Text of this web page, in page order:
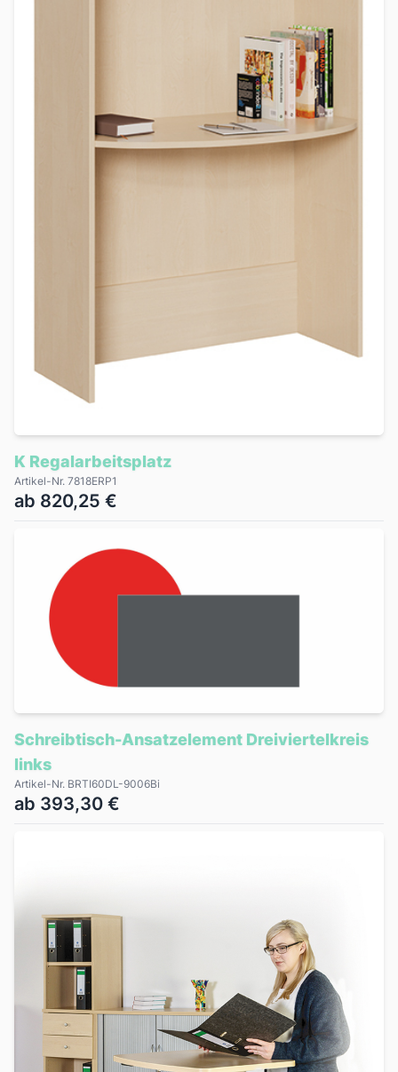
K Regalarbeitsplatz
Artikel-Nr. 7818ERP1
ab 820,25 €
Schreibtisch-Ansatzelement Dreiviertelkreis
links
Artikel-Nr. BRTI60DL-9006Bi
ab 393,30 €